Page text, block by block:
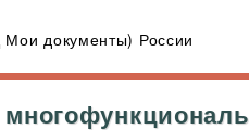
документы) России